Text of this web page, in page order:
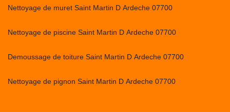
Nettoyage de muret Saint Martin D Ardeche 07700
Nettoyage de piscine Saint Martin D Ardeche 07700
Demoussage de toiture Saint Martin D Ardeche 07700
Nettoyage de pignon Saint Martin D Ardeche 07700